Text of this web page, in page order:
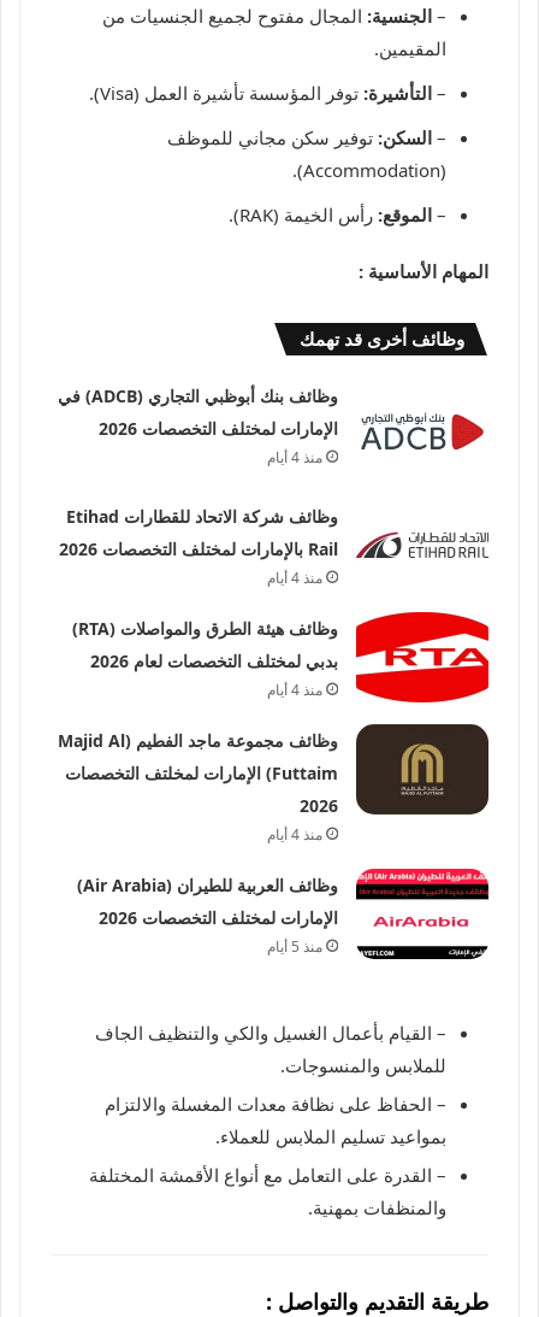
– الجنسية: المجال مفتوح لجميع الجنسيات من
المقيمين.
– التأشيرة: توفر المؤسسة تأشيرة العمل (Visa).
– السكن: توفير سكن مجاني للموظف
(Accommodation).
– الموقع: رأس الخيمة (RAK).
المهام الأساسية :
وظائف أخرى قد تهمك
وظائف بنك أبوظبي التجاري (ADCB) في
الإمارات لمختلف التخصصات 2026
منذ 4 أيام
وظائف شركة الاتحاد للقطارات Etihad
Rail بالإمارات لمختلف التخصصات 2026
منذ 4 أيام
وظائف هيئة الطرق والمواصلات (RTA)
بدبي لمختلف التخصصات لعام 2026
منذ 4 أيام
وظائف مجموعة ماجد الفطيم (Majid Al
Futtaim) الإمارات لمخلتف التخصصات
2026
منذ 4 أيام
وظائف العربية للطيران (Air Arabia)
الإمارات لمختلف التخصصات 2026
منذ 5 أيام
– القيام بأعمال الغسيل والكي والتنظيف الجاف
للملابس والمنسوجات.
– الحفاظ على نظافة معدات المغسلة والالتزام
بمواعيد تسليم الملابس للعملاء.
– القدرة على التعامل مع أنواع الأقمشة المختلفة
والمنظفات بمهنية.
طريقة التقديم والتواصل :